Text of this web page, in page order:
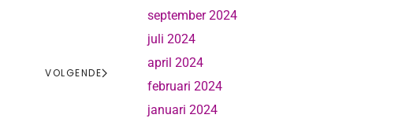
VOLGENDE
september 2024
juli 2024
april 2024
februari 2024
januari 2024